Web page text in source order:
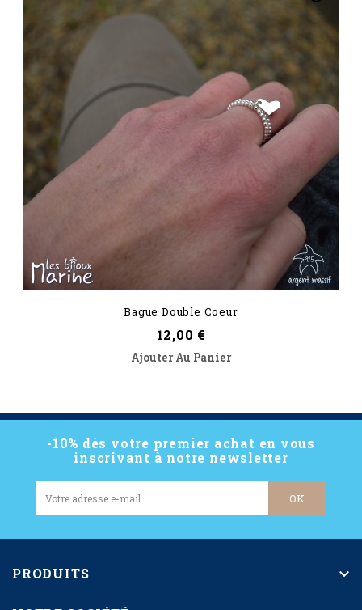
Bague Double Coeur
Prix
12,00 €
Ajouter Au Panier
-10% dès votre premier achat en vous
inscrivant à notre newsletter
PRODUITS 